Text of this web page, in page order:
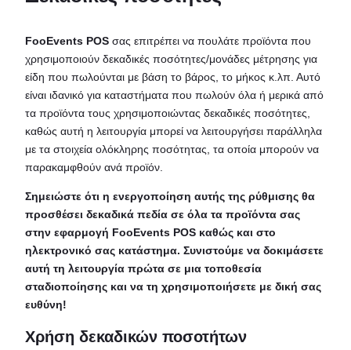
Portuguese
French
Polish
Czech
FooEvents POS σας επιτρέπει να πουλάτε προϊόντα που
χρησιμοποιούν δεκαδικές ποσότητες/μονάδες μέτρησης για
είδη που πωλούνται με βάση το βάρος, το μήκος κ.λπ. Αυτό
είναι ιδανικό για καταστήματα που πωλούν όλα ή μερικά από
τα προϊόντα τους χρησιμοποιώντας δεκαδικές ποσότητες,
καθώς αυτή η λειτουργία μπορεί να λειτουργήσει παράλληλα
με τα στοιχεία ολόκληρης ποσότητας, τα οποία μπορούν να
παρακαμφθούν ανά προϊόν.
Σημειώστε ότι η ενεργοποίηση αυτής της ρύθμισης θα
προσθέσει δεκαδικά πεδία σε όλα τα προϊόντα σας
στην εφαρμογή FooEvents POS καθώς και στο
ηλεκτρονικό σας κατάστημα. Συνιστούμε να δοκιμάσετε
αυτή τη λειτουργία πρώτα σε μια τοποθεσία
σταδιοποίησης και να τη χρησιμοποιήσετε με δική σας
ευθύνη!
Χρήση δεκαδικών ποσοτήτων